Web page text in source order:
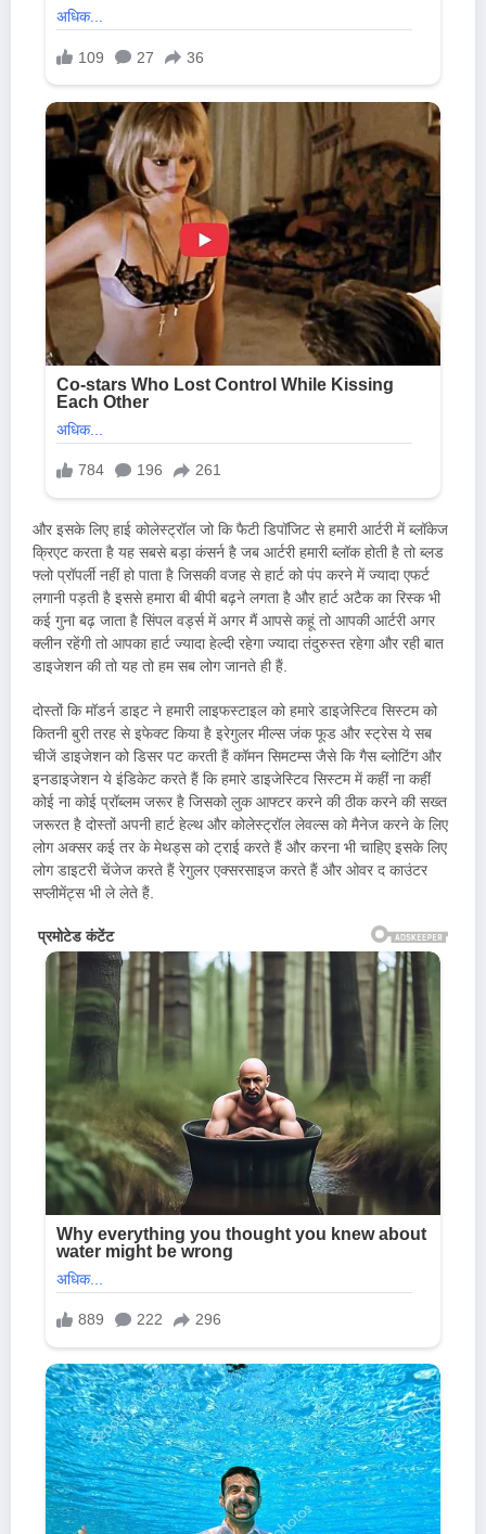
और इसके लिए हाई कोलेस्ट्रॉल जो कि फैटी डिपॉजिट से हमारी आर्टरी में ब्लॉकेज
क्रिएट करता है यह सबसे बड़ा कंसर्न है जब आर्टरी हमारी ब्लॉक होती है तो ब्लड
फ्लो प्रॉपर्ली नहीं हो पाता है जिसकी वजह से हार्ट को पंप करने में ज्यादा एफर्ट
लगानी पड़ती है इससे हमारा बी बीपी बढ़ने लगता है और हार्ट अटैक का रिस्क भी
कई गुना बढ़ जाता है सिंपल वर्ड्स में अगर मैं आपसे कहूं तो आपकी आर्टरी अगर
क्लीन रहेंगी तो आपका हार्ट ज्यादा हेल्दी रहेगा ज्यादा तंदुरुस्त रहेगा और रही बात
डाइजेशन की तो यह तो हम सब लोग जानते ही हैं.
दोस्तों कि मॉडर्न डाइट ने हमारी लाइफस्टाइल को हमारे डाइजेस्टिव सिस्टम को
कितनी बुरी तरह से इफेक्ट किया है इरेगुलर मील्स जंक फूड और स्ट्रेस ये सब
चीजें डाइजेशन को डिसर पट करती हैं कॉमन सिमटम्स जैसे कि गैस ब्लोटिंग और
इनडाइजेशन ये इंडिकेट करते हैं कि हमारे डाइजेस्टिव सिस्टम में कहीं ना कहीं
कोई ना कोई प्रॉब्लम जरूर है जिसको लुक आफ्टर करने की ठीक करने की सख्त
जरूरत है दोस्तों अपनी हार्ट हेल्थ और कोलेस्ट्रॉल लेवल्स को मैनेज करने के लिए
लोग अक्सर कई तर के मेथड्स को ट्राई करते हैं और करना भी चाहिए इसके लिए
लोग डाइटरी चेंजेज करते हैं रेगुलर एक्सरसाइज करते हैं और ओवर द काउंटर
सप्लीमेंट्स भी ले लेते हैं.